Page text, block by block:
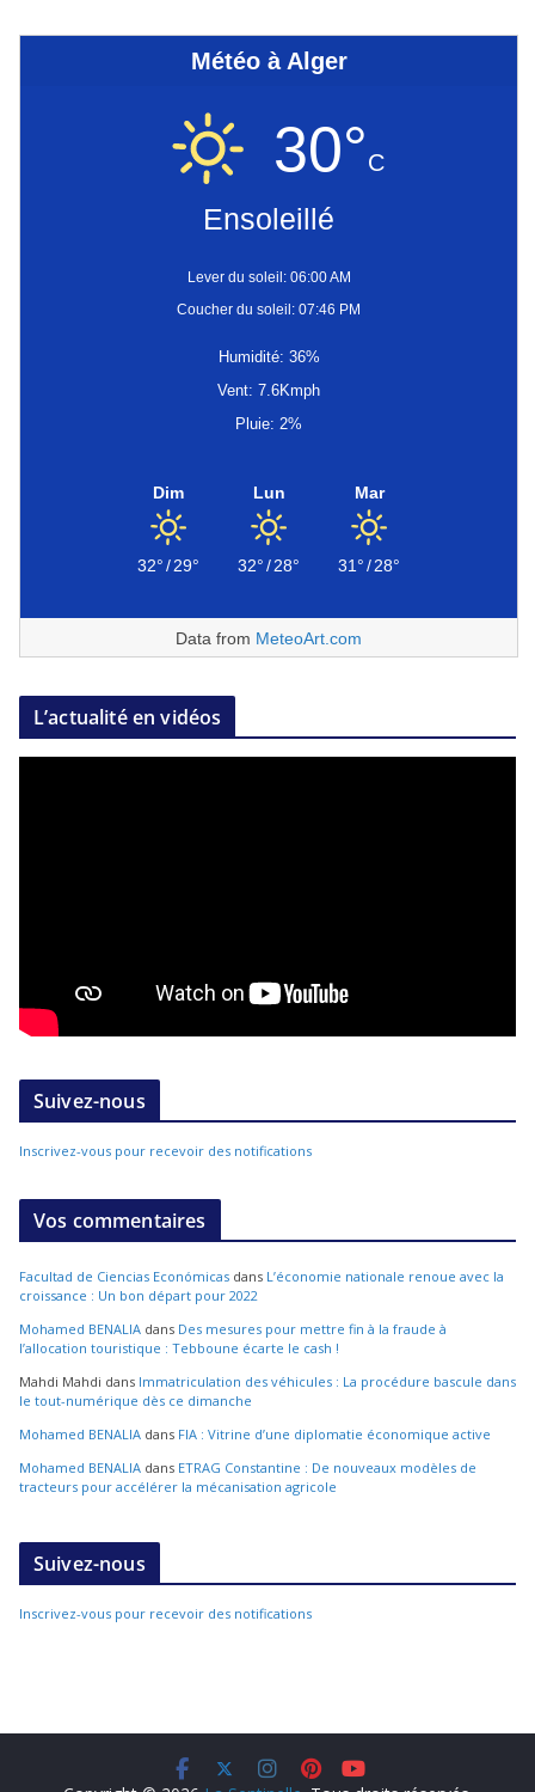
Météo à Alger
30°C
Ensoleillé
Lever du soleil: 06:00 AM
Coucher du soleil: 07:46 PM
Humidité: 36%
Vent: 7.6Kmph
Pluie: 2%
Dim
32°/29°
Lun
32°/28°
Mar
31°/28°
Data from MeteoArt.com
L’actualité en vidéos
Suivez-nous
Inscrivez-vous pour recevoir des notifications
Vos commentaires
Facultad de Ciencias Económicas dans L’économie nationale renoue avec la
croissance : Un bon départ pour 2022
Mohamed BENALIA dans Des mesures pour mettre fin à la fraude à
l’allocation touristique : Tebboune écarte le cash !
Mahdi Mahdi dans Immatriculation des véhicules : La procédure bascule dans
le tout-numérique dès ce dimanche
Mohamed BENALIA dans FIA : Vitrine d’une diplomatie économique active
Mohamed BENALIA dans ETRAG Constantine : De nouveaux modèles de
tracteurs pour accélérer la mécanisation agricole
Suivez-nous
Inscrivez-vous pour recevoir des notifications